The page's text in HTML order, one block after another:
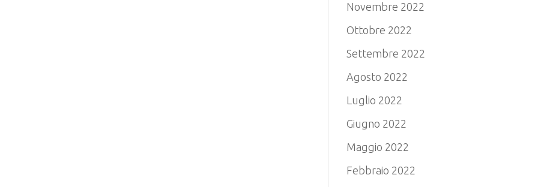
Novembre 2022
Ottobre 2022
Settembre 2022
Agosto 2022
Luglio 2022
Giugno 2022
Maggio 2022
Febbraio 2022